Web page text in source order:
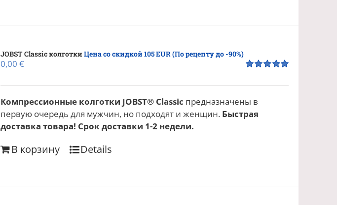
JOBST Classic колготкиЦена со скидкой 105 EUR (По рецепту до -90%)
из 5
0,00€
Компрессионные колготки JOBST® Classic предназначены в
первую очередь для мужчин, но подходят и женщин. Быстрая
доставка товара! Срок доставки 1-2 недели.
В корзину Details